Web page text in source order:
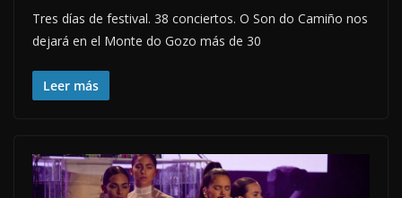
Tres días de festival. 38 conciertos. O Son do Camiño nos
dejará en el Monte do Gozo más de 30
Leer más